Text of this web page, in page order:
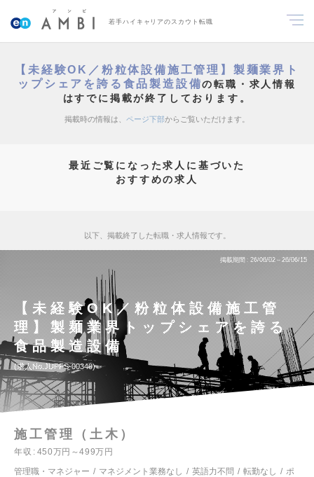
若手ハイキャリアのスカウト転職
【未経験OK／粉粒体設備施工管理】製麺業界ト
ップシェアを誇る食品製造設備の転職・求人情報
はすでに掲載が終了しております。
掲載時の情報は、 ページ下部からご覧いただけます。
最近ご覧になった求人に基づいた
おすすめの求人
以下、掲載終了した転職・求人情報です。
掲載期間 26/06/02～26/06/15
【未経験OK／粉粒体設備施工管
理】製麺業界トップシェアを誇る
食品製造設備
求人No.JUPFS-00340
施工管理（土木）
年収
450万円～499万円
管理職・マネジャー
マネジメント業務なし 英語力不問 転勤なし
ポ